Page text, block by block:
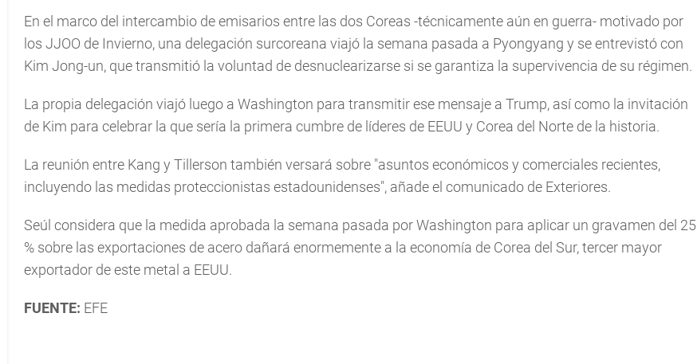
En el marco del intercambio de emisarios entre las dos Coreas -técnicamente aún en guerra- motivado por
los JJOO de Invierno, una delegación surcoreana viajó la semana pasada a Pyongyang y se entrevistó con
Kim Jong-un, que transmitió la voluntad de desnuclearizarse si se garantiza la supervivencia de su régimen.
La propia delegación viajó luego a Washington para transmitir ese mensaje a Trump, así como la invitación
de Kim para celebrar la que sería la primera cumbre de líderes de EEUU y Corea del Norte de la historia.
La reunión entre Kang y Tillerson también versará sobre "asuntos económicos y comerciales recientes,
incluyendo las medidas proteccionistas estadounidenses", añade el comunicado de Exteriores.
Seúl considera que la medida aprobada la semana pasada por Washington para aplicar un gravamen del 25
% sobre las exportaciones de acero dañará enormemente a la economía de Corea del Sur, tercer mayor
exportador de este metal a EEUU.
FUENTE: EFE